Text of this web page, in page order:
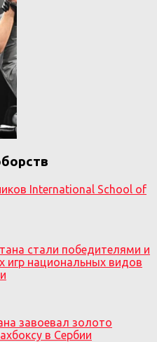
International School of
стали победителями и
игр национальных видов
завоевал золото
в Сербии